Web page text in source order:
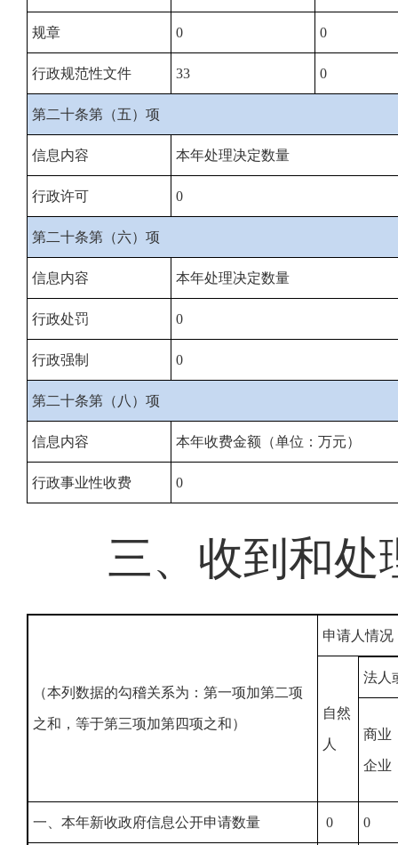
规章 0 0
行政规范性文件 33 0
第二十条第（五）项
信息内容 本年处理决定数量
行政许可 0
第二十条第（六）项
信息内容 本年处理决定数量
行政处罚 0
行政强制 0
第二十条第（八）项
信息内容 本年收费金额（单位：万元）
行政事业性收费 0
三、收到和处
（本列数据的勾稽关系为：第一项加第二项
之和，等于第三项加第四项之和）
申请人情况
自然
人
法人
商业
企业
一、本年新收政府信息公开申请数量 0 0